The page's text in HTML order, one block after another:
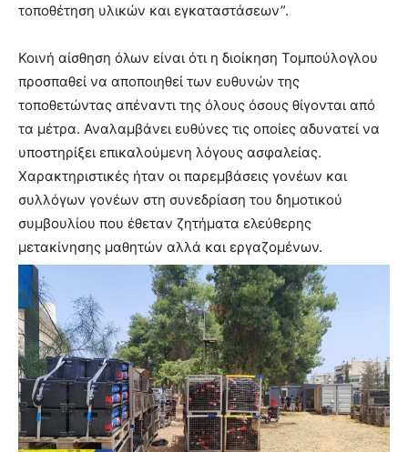
τοποθέτηση υλικών και εγκαταστάσεων”.
Κοινή αίσθηση όλων είναι ότι η διοίκηση Τομπούλογλου
προσπαθεί να αποποιηθεί των ευθυνών της
τοποθετώντας απέναντι της όλους όσους θίγονται από
τα μέτρα. Αναλαμβάνει ευθύνες τις οποίες αδυνατεί να
υποστηρίξει επικαλούμενη λόγους ασφαλείας.
Χαρακτηριστικές ήταν οι παρεμβάσεις γονέων και
συλλόγων γονέων στη συνεδρίαση του δημοτικού
συμβουλίου που έθεταν ζητήματα ελεύθερης
μετακίνησης μαθητών αλλά και εργαζομένων.